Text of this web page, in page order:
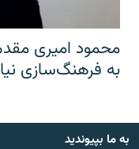
محمود امیری
به فرهنگ‌سازی
به ما بپیوندید